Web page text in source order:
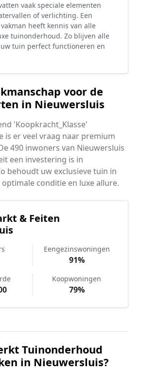
vaak speciale elementen
of verlichting. Een
heeft kennis van alle
tuinonderhoud. Zo blijven alle
tuin perfect functioneren en
voor de
in Nieuwersluis
'Koopkracht_Klasse'
is er veel vraag naar premium
490 inwoners van Nieuwersluis
een investering is in
behoudt uw exclusieve tuin in
conditie en luxe allure.
& Feiten
Eengezinswoningen
91%
Koopwoningen
79%
Tuinonderhoud
in Nieuwersluis?